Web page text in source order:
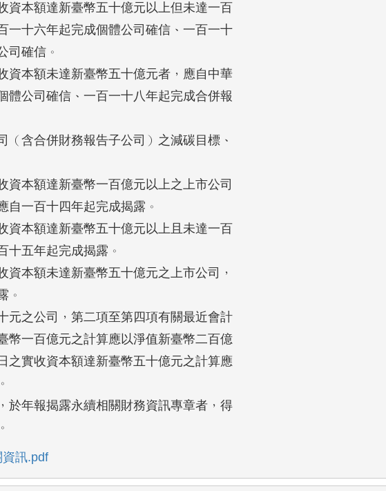
資本額達新臺幣五十億元以上但未達一百
一十六年起完成個體公司確信、一百一十
司確信。
資本額未達新臺幣五十億元者，應自中華
體公司確信、一百一十八年起完成合併報
（含合併財務報告子公司）之減碳目標、
資本額達新臺幣一百億元以上之上市公司
自一百十四年起完成揭露。
資本額達新臺幣五十億元以上且未達一百
十五年起完成揭露。
資本額未達新臺幣五十億元之上市公司，
。
元之公司，第二項至第四項有關最近會計
幣一百億元之計算應以淨值新臺幣二百億
之實收資本額達新臺幣五十億元之計算應
於年報揭露永續相關財務資訊專章者，得
訊.pdf